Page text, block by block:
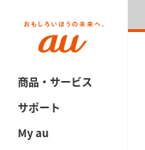
商品・サービス
サポート
My au